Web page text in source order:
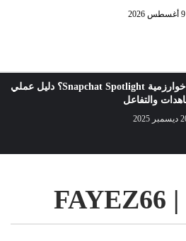
كيف تعمل خوارزمية Snapchat Spotlight؟ دليل عملي
والتفاعل
2025